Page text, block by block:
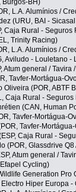
Burgos-BH)
L.A. Alumínios /
(URU, BAI -
Caja Rural - Seguros
Trinity Racing)
L.A. Alumínios /
Aviludo - Louletano -
Atum general / Tavira
Tavfer-Mortágua-
Oliveira (POR, ABTF
Caja Rural - Seguros
(CAN, Human
Tavfer-Mortágua-
Tavfer-
Caja Rural -
(POR, Glassdrive
Atum general /
Cycling)
Generation Pro
Electro Hiper Europa -